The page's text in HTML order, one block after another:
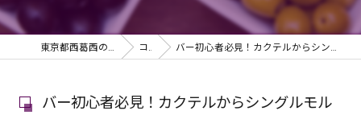
東京都西葛西のバーならPUB & BAR Lien コラム バー初心者必見！カクテルからシングルモルトまで、知っておきたいお酒の種類と楽しみ方
バー初心者必見！カクテルからシングルモル